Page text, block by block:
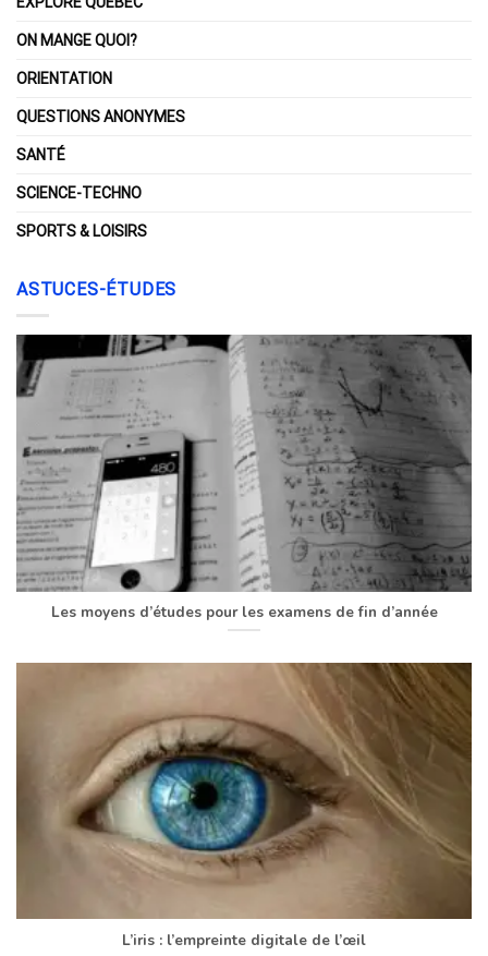
ON MANGE QUOI?
ORIENTATION
QUESTIONS ANONYMES
SANTÉ
SCIENCE-TECHNO
SPORTS & LOISIRS
ASTUCES-ÉTUDES
Les moyens d’études pour les examens de fin d’année
L’iris : l’empreinte digitale de l’œil